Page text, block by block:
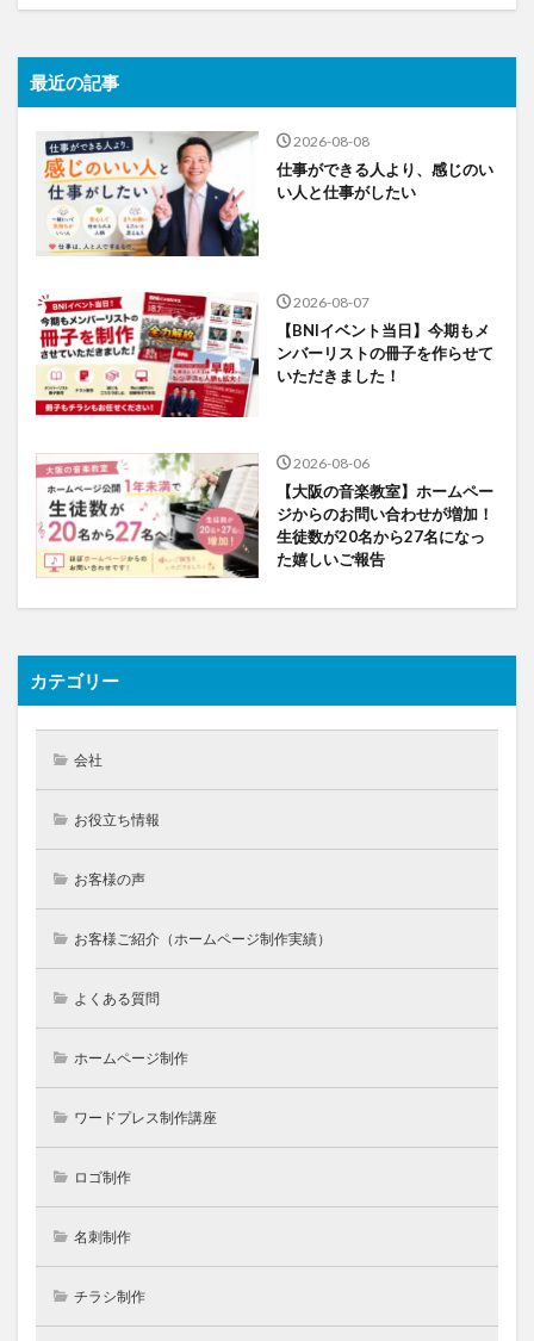
最近の記事
2026-08-08
仕事ができる人より、感じのい
い人と仕事がしたい
2026-08-07
【BNIイベント当日】今期もメ
ンバーリストの冊子を作らせて
いただきました！
2026-08-06
【大阪の音楽教室】ホームペー
ジからのお問い合わせが増加！
生徒数が20名から27名になっ
た嬉しいご報告
カテゴリー
会社
お役立ち情報
お客様の声
お客様ご紹介（ホームページ制作実績）
よくある質問
ホームページ制作
ワードプレス制作講座
ロゴ制作
名刺制作
チラシ制作